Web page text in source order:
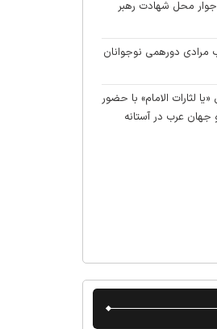
محل شهادت رهبر
مرادی دورهمی نوجوانان
«یا لثارات الامام» با حضور
جهان عرب در آستانه